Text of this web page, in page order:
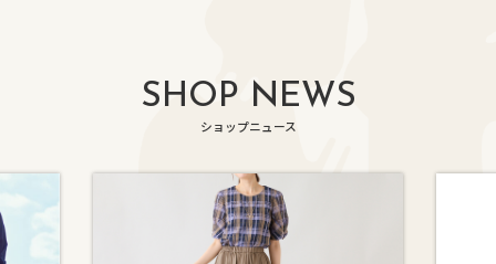
SHOP NEWS
ショップニュース